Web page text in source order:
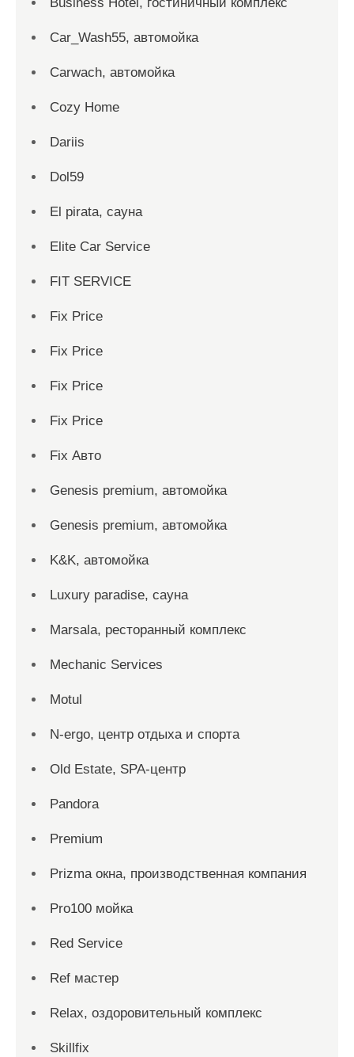
Business Hotel, гостиничный комплекс
Car_Wash55, автомойка
Carwach, автомойка
Cozy Home
Dariis
Dol59
El pirata, сауна
Elite Car Service
FIT SERVICE
Fix Price
Fix Price
Fix Price
Fix Price
Fix Авто
Genesis premium, автомойка
Genesis premium, автомойка
K&K, автомойка
Luxury paradise, сауна
Marsala, ресторанный комплекс
Mechanic Services
Motul
N-ergo, центр отдыха и спорта
Old Estate, SPA-центр
Pandora
Premium
Prizma окна, производственная компания
Pro100 мойка
Red Service
Ref мастер
Relax, оздоровительный комплекс
Skillfix